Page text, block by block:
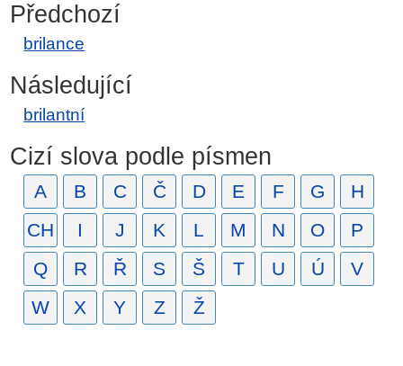
Předchozí
brilance
Následující
brilantní
Cizí slova podle písmen
A B C Č D E F G
H
CH
I J K L M N O
P
Q
R Ř S Š T U Ú
V
W
X Y Z Ž